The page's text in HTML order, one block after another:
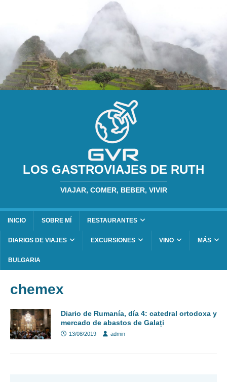
LOS GASTROVIAJES DE RUTH
VIAJAR, COMER, BEBER, VIVIR
INICIO SOBRE MÍ RESTAURANTES
DIARIOS DE VIAJES EXCURSIONES VINO MÁS
BULGARIA
chemex
Diario de Rumanía, día 4: catedral ortodoxa y
mercado de abastos de Galați
13/08/2019 admin